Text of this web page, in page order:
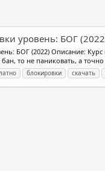
уровень: БОГ
БОГ (2022) Описание:
то не паниковать, а точно
блокировки скачать